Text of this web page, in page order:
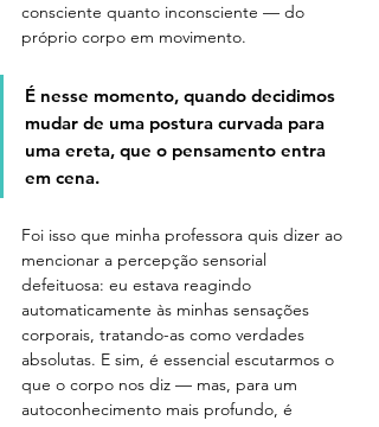
consciente quanto inconsciente — do
próprio corpo em movimento.
É nesse momento, quando decidimos
mudar de uma postura curvada para
uma ereta, que o pensamento entra
em cena.
Foi isso que minha professora quis dizer ao
mencionar a percepção sensorial
defeituosa: eu estava reagindo
automaticamente às minhas sensações
corporais, tratando-as como verdades
absolutas. E sim, é essencial escutarmos o
que o corpo nos diz — mas, para um
autoconhecimento mais profundo, é